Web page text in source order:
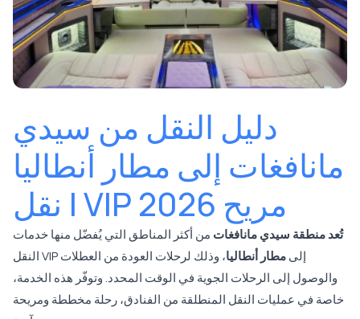
دليل النقل من سيدي
مانافغات إلى مطار أنطاليا
| نقل VIP مريح 2026
تُعد منطقة سيدي مانافغات من أكثر المناطق التي يُفضّل منها خدمات
النقل VIP إلىمطار أنطاليا، وذلك لرحلات العودة من العطلات
والوصول إلى الرحلات الجوية في الوقت المحدد. وتوفّر هذه الخدمة،
خاصة في عمليات النقل المنطلقة من الفنادق، رحلة مخططة ومريحة